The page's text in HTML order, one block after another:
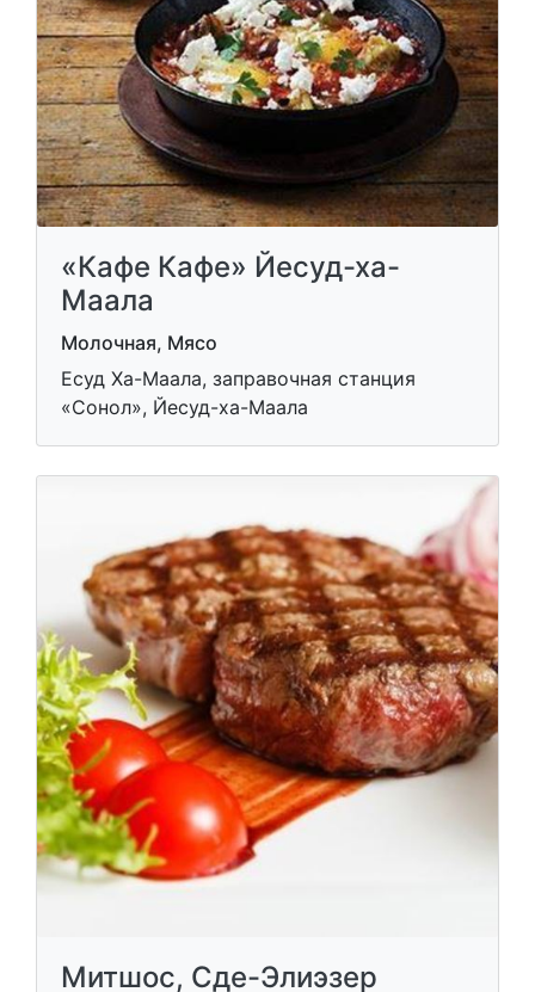
«Кафе Кафе» Йесуд-ха-
Маала
Молочная, Мясо
Есуд Ха-Маала, заправочная станция
«Сонол», Йесуд-ха-Маала
Митшос, Сде-Элиэзер